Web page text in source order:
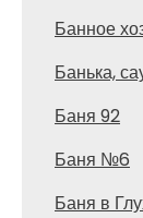
Банное
Банька,
Баня 92
Баня №6
Баня в